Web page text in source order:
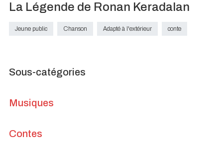
La Légende de Ronan Keradalan
Jeune public Chanson Adapté à l'extérieur conte
Sous-catégories
Musiques
Contes